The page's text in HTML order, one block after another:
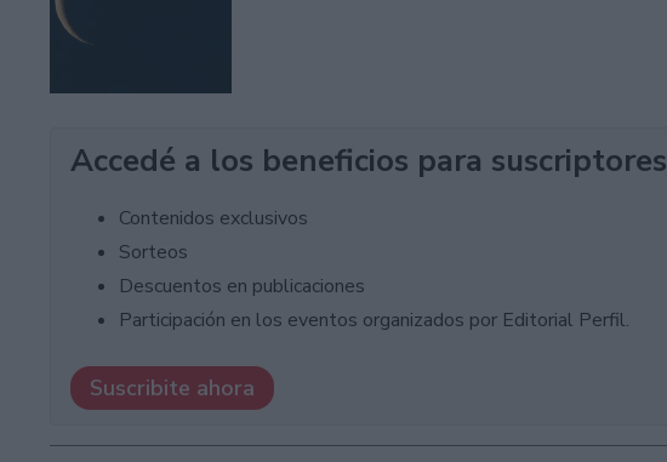
Accedé a los beneficios para suscriptores
Contenidos exclusivos
Sorteos
Descuentos en publicaciones
Participación en los eventos organizados por Editorial Perfil.
Suscribite ahora